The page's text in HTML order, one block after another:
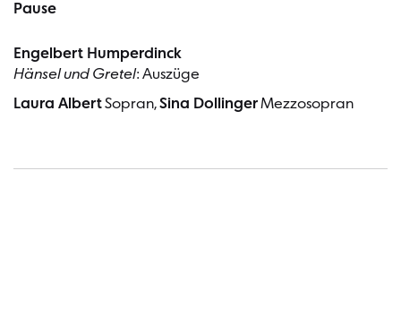
Pause
Engelbert Humperdinck
Hänsel und Gretel: Auszüge
Laura AlbertSopran,Sina DollingerMezzosopran